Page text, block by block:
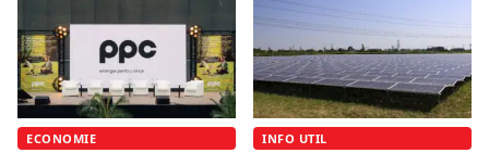
ECONOMIE INFO UTIL